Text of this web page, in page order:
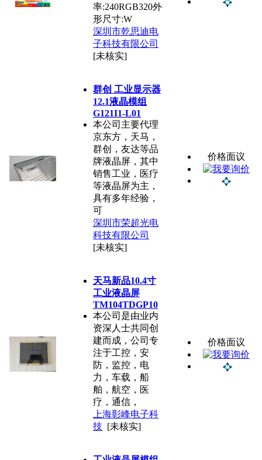
率:240RGB320外
形尺寸:W
深圳市乾思迪电
子科技有限公司
[未核实]
群创 工业显示器
12.1液晶模组
G121I1-L01
本公司主要代理
京东方，天马，
群创，友达等品
牌液晶屏，其中
销售工业，医疗
等液晶屏为主，
具有多年经验，
可
深圳市荣超光电
科技有限公司
[未核实]
价格面议
天马新品10.4寸
工业液晶屏
TM104TDGP10
本公司是由业内
资深人士共同创
建而成，公司专
注于工控，安
防，监控，电
力，车载，船
舶，航空，医
疗，通信，
上海彰峰电子科
技 [未核实]
价格面议